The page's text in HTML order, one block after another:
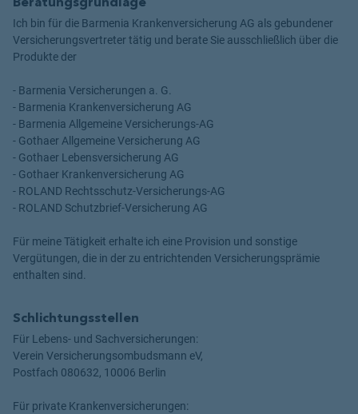
Ich bin für die Barmenia Krankenversicherung AG als gebundener
Versicherungsvertreter tätig und berate Sie ausschließlich über die
Produkte der
- Barmenia Versicherungen a. G.
- Barmenia Krankenversicherung AG
- Barmenia Allgemeine Versicherungs-AG
- Gothaer Allgemeine Versicherung AG
- Gothaer Lebensversicherung AG
- Gothaer Krankenversicherung AG
- ROLAND Rechtsschutz-Versicherungs-AG
- ROLAND Schutzbrief-Versicherung AG
Für meine Tätigkeit erhalte ich eine Provision und sonstige
Vergütungen, die in der zu entrichtenden Versicherungsprämie
enthalten sind.
Schlichtungsstellen
Für Lebens- und Sachversicherungen:
Verein Versicherungsombudsmann eV,
Postfach 080632, 10006 Berlin
Für private Krankenversicherungen: